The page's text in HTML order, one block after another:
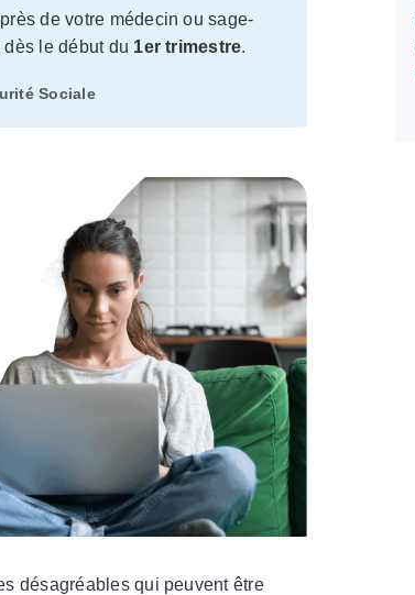
de votre médecin ou sage-
le début du 1er trimestre.
Sociale
désagréables qui peuvent être